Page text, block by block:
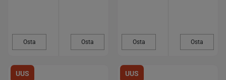
Osta Osta Osta Osta
UUS UUS